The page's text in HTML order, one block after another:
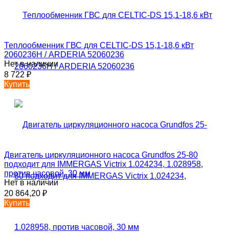
Теплообменник ГВС для CELTIC-DS 15,1-18,6 кВт
2060236Н / ARDERIA 52060236
Нет в наличии
8 722 ₽
Купить
Двигатель циркуляционного насоса Grundfos 25-80
подходит для IMMERGAS Victrix 1.024234, 1.028958,
против часовой, 30 мм
Нет в наличии
20 864,20 ₽
Купить